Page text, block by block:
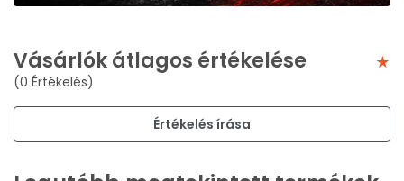
Vásárlók átlagos értékelése
(0 Értékelés)
Értékelés írása